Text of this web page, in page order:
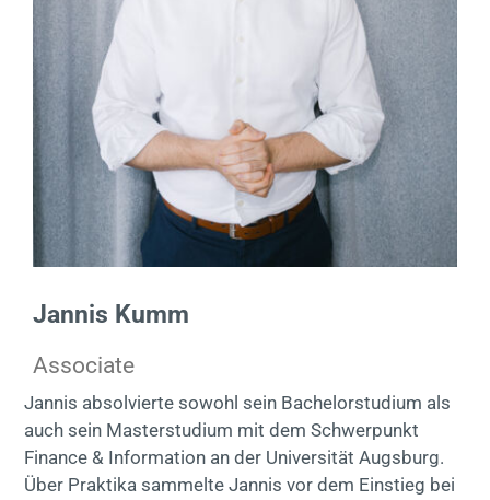
Jannis Kumm
Associate
Jannis absolvierte sowohl sein Bachelorstudium als
auch sein Masterstudium mit dem Schwerpunkt
Finance & Information an der Universität Augsburg.
Über Praktika sammelte Jannis vor dem Einstieg bei